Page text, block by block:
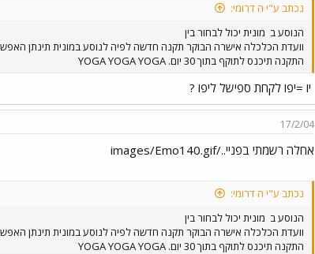
נכתב ע"י ה דרומי:
הנוסע ב מונית יכול לבחור בין
וועדת הכלכלה אישרה הבוקר תקנה חדשה לפיה לנוסע במונית תינתן
התקנה תיכנס לתוקף בתוך 30 יום. YOGA YOGA YOGA
יו =יפו לקחת ספישל ליפו ?
17/2/04
אחלה רשמתי בפניי../images/Emo140.gif
נכתב ע"י ה דרומי:
הנוסע ב מונית יכול לבחור בין
וועדת הכלכלה אישרה הבוקר תקנה חדשה לפיה לנוסע במונית תינתן
התקנה תיכנס לתוקף בתוך 30 יום. YOGA YOGA YOGA